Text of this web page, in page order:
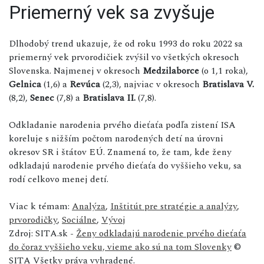
Priemerný vek sa zvyšuje
Dlhodobý trend ukazuje, že od roku 1993 do roku 2022 sa
priemerný vek prvorodičiek zvýšil vo všetkých okresoch
Slovenska. Najmenej v okresoch Medzilaborce(o 1,1 roka),
Gelnica(1,6) a Revúca(2,3), najviac v okresoch Bratislava V.
(8,2), Senec(7,8) a Bratislava II.(7,8).
Odkladanie narodenia prvého dieťaťa podľa zistení ISA
koreluje s nižším počtom narodených detí na úrovni
okresov SR i štátov EÚ. Znamená to, že tam, kde ženy
odkladajú narodenie prvého dieťaťa do vyššieho veku, sa
rodí celkovo menej detí.
Viac k témam: Analýza, Inštitút pre stratégie a analýzy,
prvorodičky, Sociálne, Vývoj
Zdroj: SITA.sk - Ženy odkladajú narodenie prvého dieťaťa
do čoraz vyššieho veku, vieme ako sú na tom Slovenky©
SITA Všetky práva vyhradené.